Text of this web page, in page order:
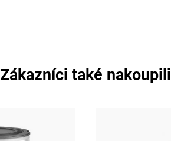
Zákazníci také nakoupili